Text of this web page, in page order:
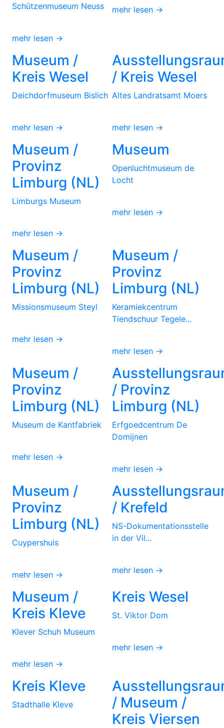
Schützenmuseum Neuss
mehr lesen →
mehr lesen →
Museum /
Kreis Wesel
Deichdorfmuseum Bislich
mehr lesen →
/ Kreis Wesel
Altes Landratsamt Moers
mehr lesen →
Museum /
Provinz
Limburg (NL)
Limburgs Museum
mehr lesen →
Museum
Openluchtmuseum de
Locht
mehr lesen →
Museum /
Provinz
Limburg (NL)
Missionsmuseum Steyl
mehr lesen →
Museum /
Provinz
Limburg (NL)
Keramiekcentrum
Tiendschuur Tegele...
mehr lesen →
Museum /
Provinz
Limburg (NL)
Museum de Kantfabriek
mehr lesen →
/ Provinz
Limburg (NL)
Erfgoedcentrum De
Domijnen
mehr lesen →
Museum /
Provinz
Limburg (NL)
Cuypershuis
mehr lesen →
/ Krefeld
NS-Dokumentationsstelle
in der Vil...
mehr lesen →
Museum /
Kreis Kleve
Klever Schuh Museum
mehr lesen →
Kreis Wesel
St. Viktor Dom
mehr lesen →
Kreis Kleve
Stadthalle Kleve
/ Museum /
Kreis Viersen